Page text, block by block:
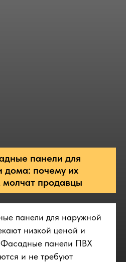
панели для
дома: почему их
продавцы
панели для наружной
низкой ценой и
Фасадные панели ПВХ
и не требуют